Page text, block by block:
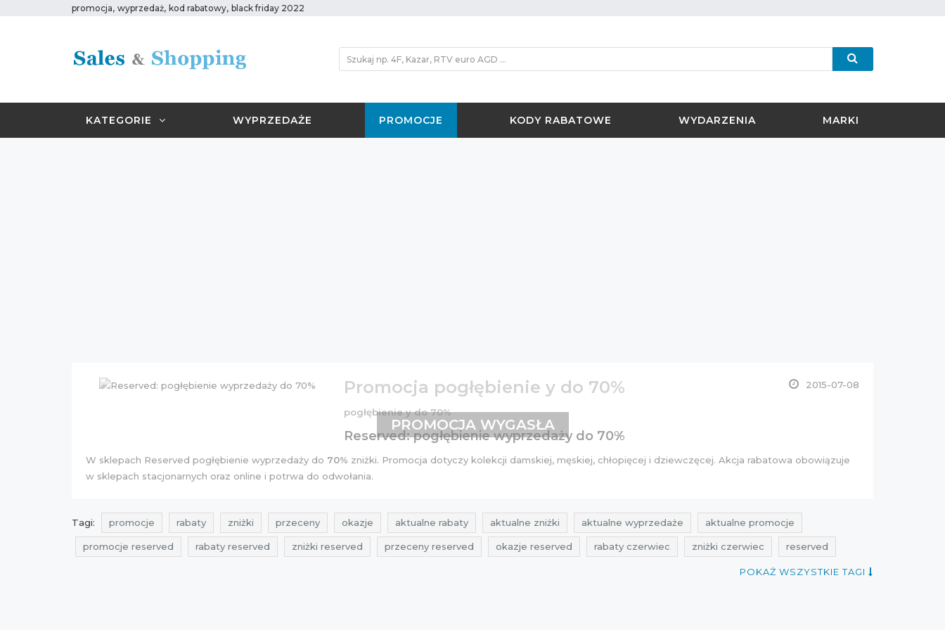
promocja, wyprzedaż, kod rabatowy, black friday 2022
KATEGORIE WYPRZEDAŻE PROMOCJE KODY RABATOWE WYDARZENIA MARKI
Promocja pogłębienie y do 70% 2015-07-08
pogłębienie y do 70%
Reserved: pogłębienie wyprzedaży do 70%
W sklepach Reserved pogłębienie wyprzedaży do 70% zniżki. Promocja dotyczy kolekcji damskiej, męskiej, chłopięcej i dziewczęcej. Akcja rabatowa obowiązuje
w sklepach stacjonarnych oraz online i potrwa do odwołania.
PROMOCJA WYGASŁA
Tagi: promocje rabaty zniżki przeceny okazje aktualne rabaty aktualne zniżki aktualne wyprzedaże aktualne promocje
promocje reserved rabaty reserved zniżki reserved przeceny reserved okazje reserved rabaty czerwiec zniżki czerwiec reserved
aktualne przeceny karta rabatowa
POKAŻ WSZYSTKIE TAGI